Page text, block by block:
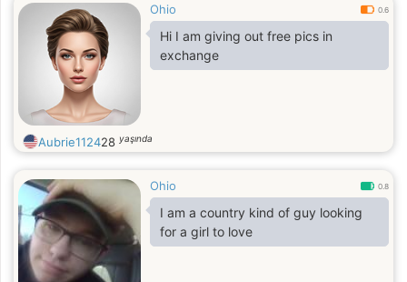
being the ultimate goal!
Ohio 0.6
Hi I am giving out free pics in
exchange
Aubrie112428 yaşında
Ohio 0.8
I am a country kind of guy looking
for a girl to love